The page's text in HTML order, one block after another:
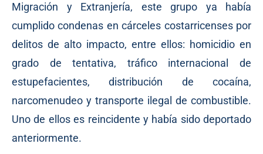
Migración y Extranjería, este grupo ya había
cumplido condenas en cárceles costarricenses por
delitos de alto impacto, entre ellos: homicidio en
grado de tentativa, tráfico internacional de
estupefacientes, distribución de cocaína,
narcomenudeo y transporte ilegal de combustible.
Uno de ellos es reincidente y había sido deportado
anteriormente.